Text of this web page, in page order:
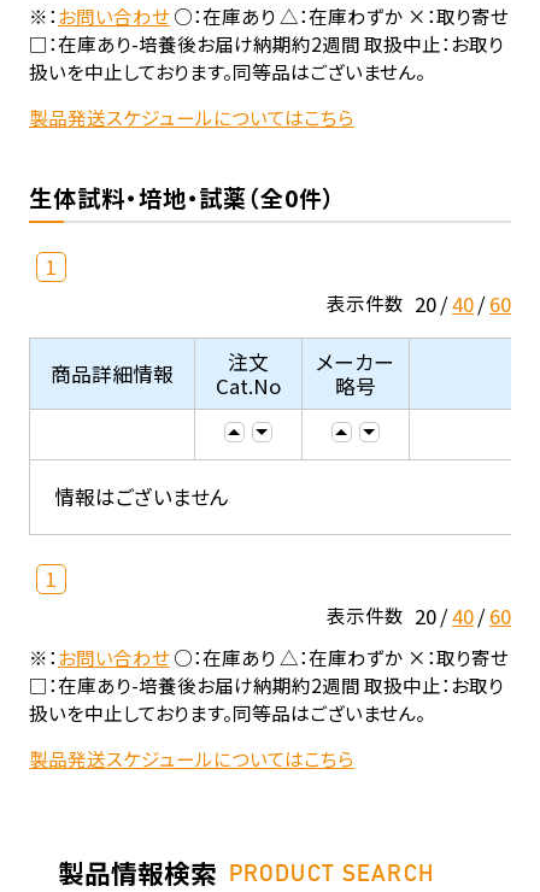
※：お問い合わせ○：在庫あり △：在庫わずか ×：取り寄せ
□：在庫あり-培養後お届け納期約2週間 取扱中止：お取り
扱いを中止しております。同等品はございません。
製品発送スケジュールについてはこちら
生体試料・培地・試薬（全0件）
1
表示件数 20 40 60
商品詳細情報
注文
Cat.No
メーカー
略号
情報はございません
1
表示件数 20 40 60
※：お問い合わせ○：在庫あり △：在庫わずか ×：取り寄せ
□：在庫あり-培養後お届け納期約2週間 取扱中止：お取り
扱いを中止しております。同等品はございません。
製品発送スケジュールについてはこちら
製品情報検索 PRODUCT SEARCH